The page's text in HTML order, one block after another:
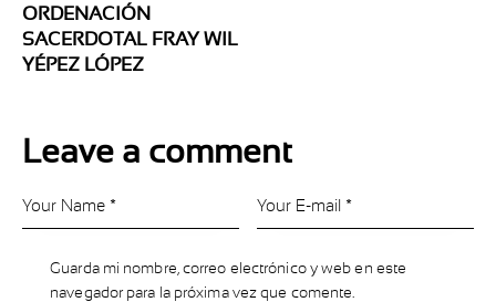
ORDENACIÓN
SACERDOTAL FRAY WIL
YÉPEZ LÓPEZ
Leave a comment
Guarda mi nombre, correo electrónico y web en este
navegador para la próxima vez que comente.